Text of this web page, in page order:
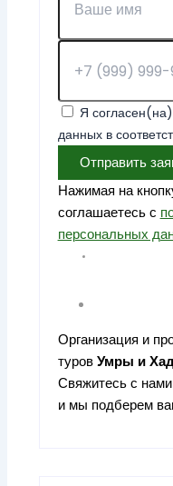
Я
данных в
Отправить
Нажимая на
соглашаетесь с
персональных
Организация и
туров Умры и
Свяжитесь с
и мы подберем